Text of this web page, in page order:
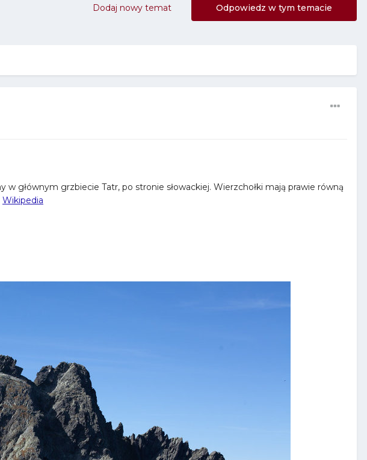
Odpowiedz w tym temacie
Dodaj nowy temat
głównym grzbiecie Tatr, po stronie słowackiej. Wierzchołki mają prawie równą
Wikipedia